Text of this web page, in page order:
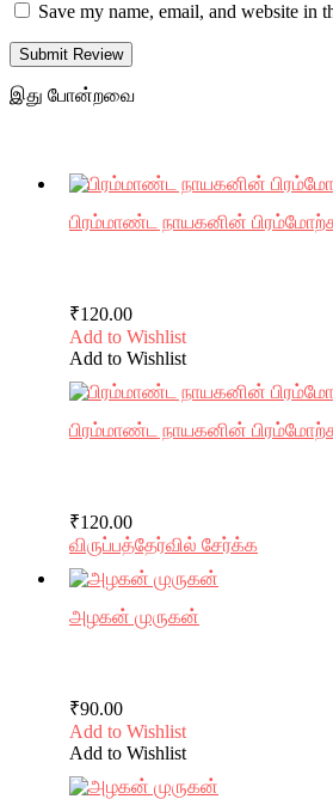
Save my name, email, and website in
Submit Review
இது போன்றவை
பிரம்மாண்ட நாயகனின்
₹120.00
Add to Wishlist
Add to Wishlist
பிரம்மாண்ட நாயகனின்
₹120.00
விருப்பத்தேர்வில் சேர்க்க
அழகன் முருகன்
₹90.00
Add to Wishlist
Add to Wishlist